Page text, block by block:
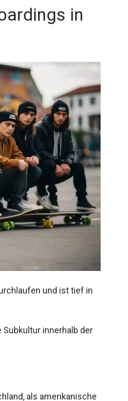
in
und ist tief in
innerhalb der
als